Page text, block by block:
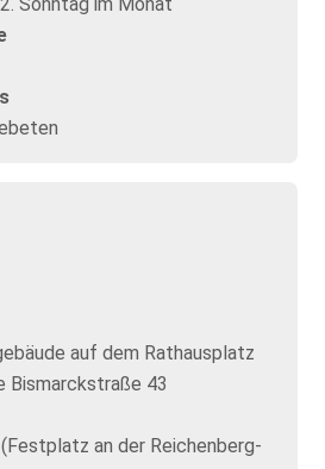
auf dem Rathausplatz
Bismarckstraße 43
an der Reichenberg-